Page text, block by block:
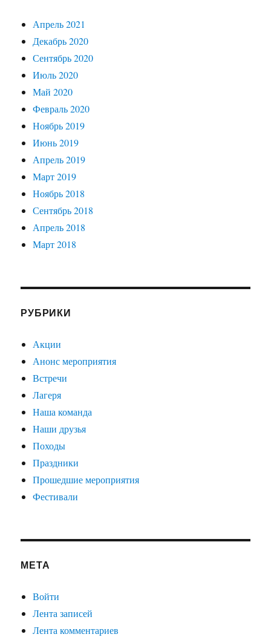
Апрель 2021
Декабрь 2020
Сентябрь 2020
Июль 2020
Май 2020
Февраль 2020
Ноябрь 2019
Июнь 2019
Апрель 2019
Март 2019
Ноябрь 2018
Сентябрь 2018
Апрель 2018
Март 2018
РУБРИКИ
Акции
Анонс мероприятия
Встречи
Лагеря
Наша команда
Наши друзья
Походы
Праздники
Прошедшие мероприятия
Фестивали
МЕТА
Войти
Лента записей
Лента комментариев